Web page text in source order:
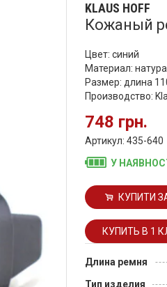
KLAUS HOFF
Кожаный
Цвет: синий
Материал:
Размер: длина
Производство:
748 грн.
Артикул: 435-640
У
КУПИТИ
Длина ремня
Тип изделия